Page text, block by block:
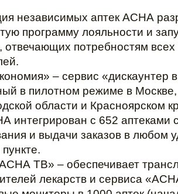
независимых аптек АСНА
программу лояльности и
отвечающих потребностям всех
– сервис «дискаунтер
в пилотном режиме в Москве,
области и Красноярском
интегрирован с 652 аптеками
и выдачи заказов в любом
ТВ» – обеспечивает
лекарств и сервиса